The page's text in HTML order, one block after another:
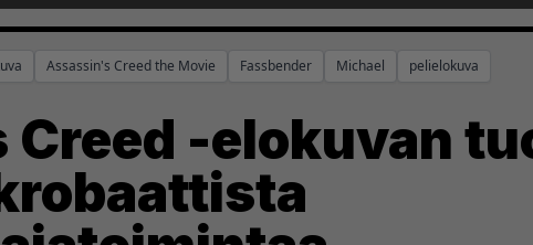
Assassin's Creed the Movie Fassbender Michael pelielokuva
Creed -elokuvan